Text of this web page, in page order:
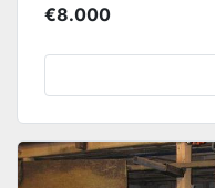
€8.000